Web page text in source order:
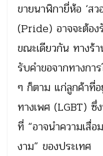
ขายนาฬิกายี่ห้อ ‘สว
(Pride) อาจจะต้อ
ขณะเดียวกัน ทางร้
รับคำขอจากทางกา
ๆ ก็ตาม แก่ลูกค้าที่
ทางเพศ (LGBT) ซึ่
ที่ “อาจนำความเสื่
งาม” ของประเทศ